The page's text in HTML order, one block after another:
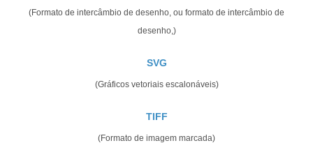
(Formato de intercâmbio de desenho, ou formato de intercâmbio de
desenho,)
SVG
(Gráficos vetoriais escalonáveis)
TIFF
(Formato de imagem marcada)